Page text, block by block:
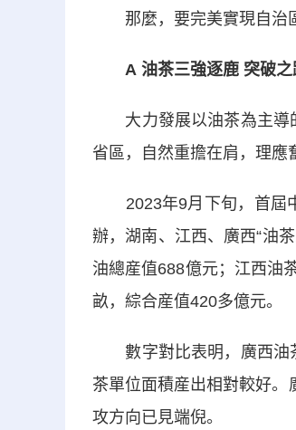
那麼，要完美實現自治區
A 油茶三強逐鹿 突破
大力發展以油茶為主導的
省區，自然重擔在肩，理應
2023年9月下旬，首屆中
辦，湖南、江西、廣西“油
油總産值688億元；江西油
畝，綜合産值420多億元。
數字對比表明，廣西油茶
茶單位面積産出相對較好。
攻方向已見端倪。